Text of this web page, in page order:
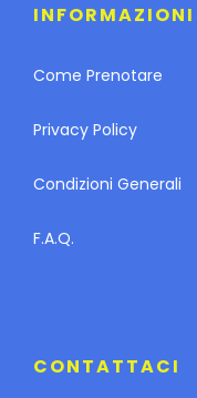
INFORMAZIONI
Come Prenotare
Privacy Policy
Condizioni Generali
F.A.Q.
CONTATTACI